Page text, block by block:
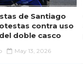
de Santiago
contra uso
doble casco
May 13, 2026